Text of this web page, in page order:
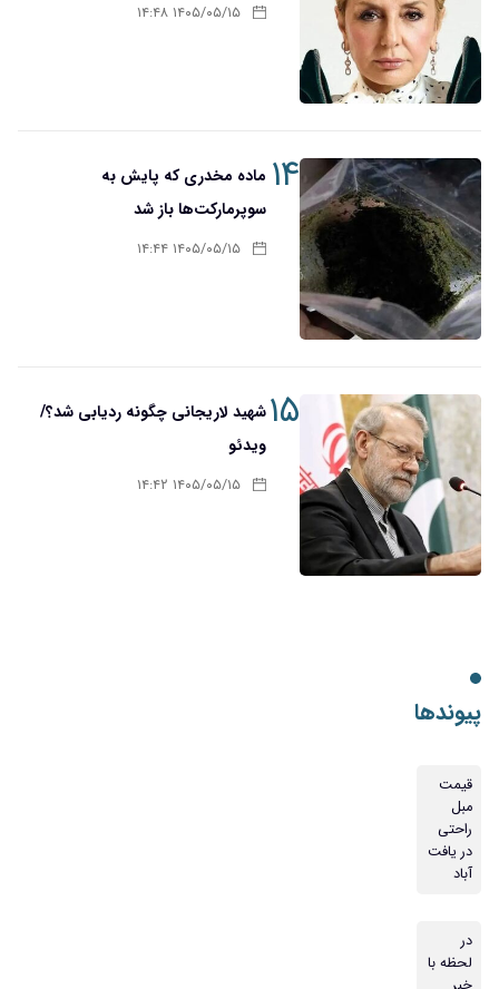
۱۴۰۵/۰۵/۱۵ ۱۴:۴۸
۱۴ ماده مخدری که پایش به
سوپرمارکت‌ها باز شد
۱۴۰۵/۰۵/۱۵ ۱۴:۴۴
۱۵شهید لاریجانی چگونه ردیابی شد؟/
ویدئو
۱۴۰۵/۰۵/۱۵ ۱۴:۴۲
پیوندها
قیمت
مبل
راحتی
در یافت
آباد
در
لحظه با